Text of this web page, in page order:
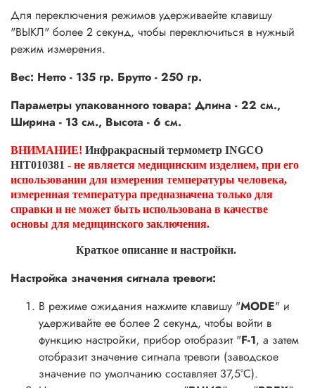
Для переключения режимов удерживаейте клавишу
"ВЫКЛ" более 2 секунд, чтобы переключиться в нужный
режим измерения.
Вес: Нетто - 135 гр. Брутто - 250 гр.
Параметры упакованного товара: Длина - 22 см.,
Ширина - 13 см., Высота - 6 см.
ВНИМАНИЕ! Инфракрасный термометр INGCO
HIT010381 - не является медицинским изделием, при его
использовании для измерения температуры человека,
измеренная температура предназначена только для
справки и не может быть использована в качестве
основы для медицинского заключения.
Краткое описание и настройки.
Настройка значения сигнала тревоги:
В режиме ожидания нажмите клавишу "MODE" и
удерживайте ее более 2 секунд, чтобы войти в
функцию настройки, прибор отобразит "F-1, а затем
отобразит значение сигнала тревоги (заводское
значение по умолчанию составляет 37,5°С).